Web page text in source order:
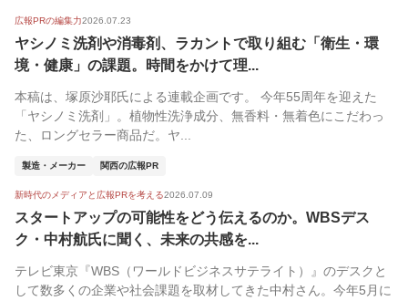
広報PRの編集力2026.07.23
ヤシノミ洗剤や消毒剤、ラカントで取り組む「衛生・環
境・健康」の課題。時間をかけて理...
本稿は、塚原沙耶氏による連載企画です。 今年55周年を迎えた
「ヤシノミ洗剤」。植物性洗浄成分、無香料・無着色にこだわっ
た、ロングセラー商品だ。ヤ...
製造・メーカー 関西の広報PR
新時代のメディアと広報PRを考える2026.07.09
スタートアップの可能性をどう伝えるのか。WBSデス
ク・中村航氏に聞く、未来の共感を...
テレビ東京『WBS（ワールドビジネスサテライト）』のデスクと
して数多くの企業や社会課題を取材してきた中村さん。今年5月に